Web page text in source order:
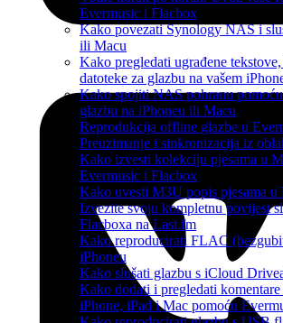
Evermusic i Flacbox
Kako povezati Synology NAS i
ili Macu
Kako pregledati ugrađene
datoteke za glazbu na vašem
Kako spojiti NAS pohranu
glazbu na iPhoneu ili Macu
Reprodukcija offline glazbe u
Preuzimanje i sinkronizacija iz
Kako izvesti kolekciju pjesama u
Evermusic i Flacbox
Kako uvesti M3U popis pjesama u
Izvezite svoju kompletnu povijest
Flacboxa na Last.fm
Kako reproducirati FLAC
iPhoneu
Kako slušati glazbu s iCloud
Kako dodati i pregledati komentare
iPhone, iPad i Mac pomoću